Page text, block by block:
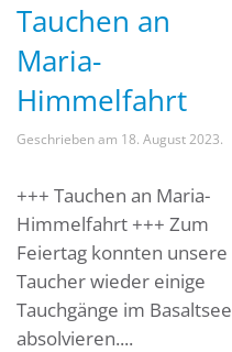
Tauchen an
Maria-
Himmelfahrt
Geschrieben am 18. August 2023.
+++ Tauchen an Maria-
Himmelfahrt +++ Zum
Feiertag konnten unsere
Taucher wieder einige
Tauchgänge im Basaltsee
absolvieren....